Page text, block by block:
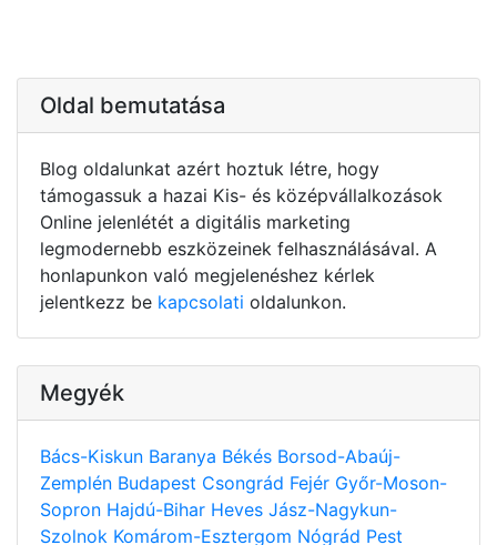
Oldal bemutatása
Blog oldalunkat azért hoztuk létre, hogy
támogassuk a hazai Kis- és középvállalkozások
Online jelenlétét a digitális marketing
legmodernebb eszközeinek felhasználásával. A
honlapunkon való megjelenéshez kérlek
jelentkezz be kapcsolati oldalunkon.
Megyék
Bács-Kiskun Baranya Békés Borsod-Abaúj-
Zemplén Budapest Csongrád Fejér Győr-Moson-
Sopron Hajdú-Bihar Heves Jász-Nagykun-
Szolnok Komárom-Esztergom Nógrád Pest